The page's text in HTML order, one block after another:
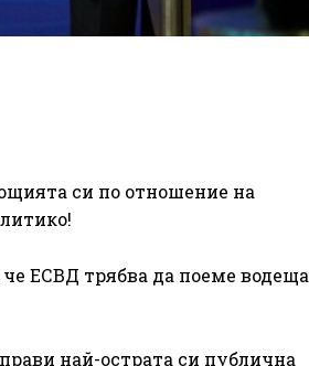
си по отношение на
ЕСВД трябва да поеме водеща
най-острата си публична